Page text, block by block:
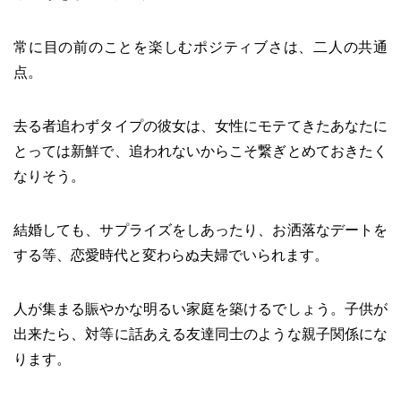
常に目の前のことを楽しむポジティブさは、二人の共通
点。
去る者追わずタイプの彼女は、女性にモテてきたあなたに
とっては新鮮で、追われないからこそ繋ぎとめておきたく
なりそう。
結婚しても、サプライズをしあったり、お洒落なデートを
する等、恋愛時代と変わらぬ夫婦でいられます。
人が集まる賑やかな明るい家庭を築けるでしょう。子供が
出来たら、対等に話あえる友達同士のような親子関係にな
ります。